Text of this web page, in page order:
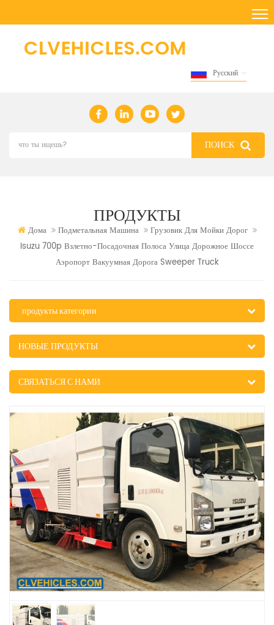
Русский
ПРОДУКТЫ
Дома Подметальная Машина
Грузовик Для Мойки Дорог
Isuzu 700p Взлетно-Посадочная Полоса Улица Дорожное Шоссе
Аэропорт Вакуумная Дорога Sweeper Truck
продукты категории
НОВЫЕ ПРОДУКТЫ
СВЯЗАТЬСЯ С НАМИ